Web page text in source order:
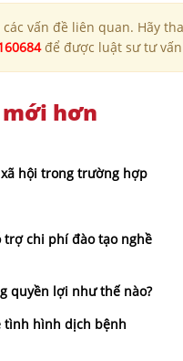
vấn đề liên quan. Hãy
để được luật sư tư
hơn
hội trong trường hợp
trợ chi phí đào tạo nghề
quyền lợi như thế nào?
tình hình dịch bệnh